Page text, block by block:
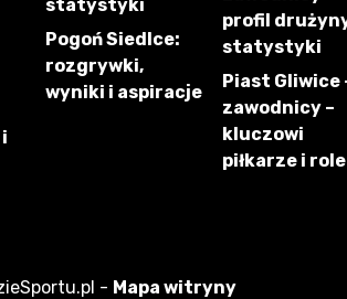
statystyki
Pogoń Siedlce:
rozgrywki,
wyniki i aspiracje
profil
statystyki
Piast Gliwice
zawodnicy –
kluczowi
piłkarze i role
- Mapa witryny